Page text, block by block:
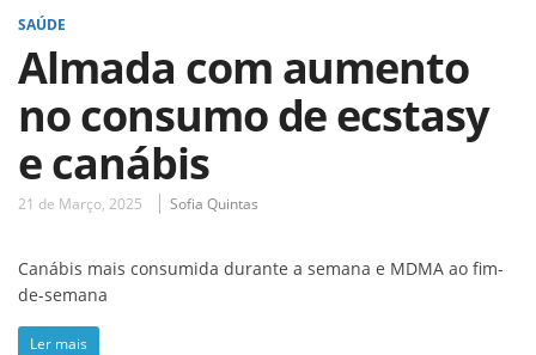
SAÚDE
Almada com aumento
no consumo de ecstasy
e canábis
21 de Março, 2025 Sofia Quintas
Canábis mais consumida durante a semana e MDMA ao fim-
de-semana
Ler mais